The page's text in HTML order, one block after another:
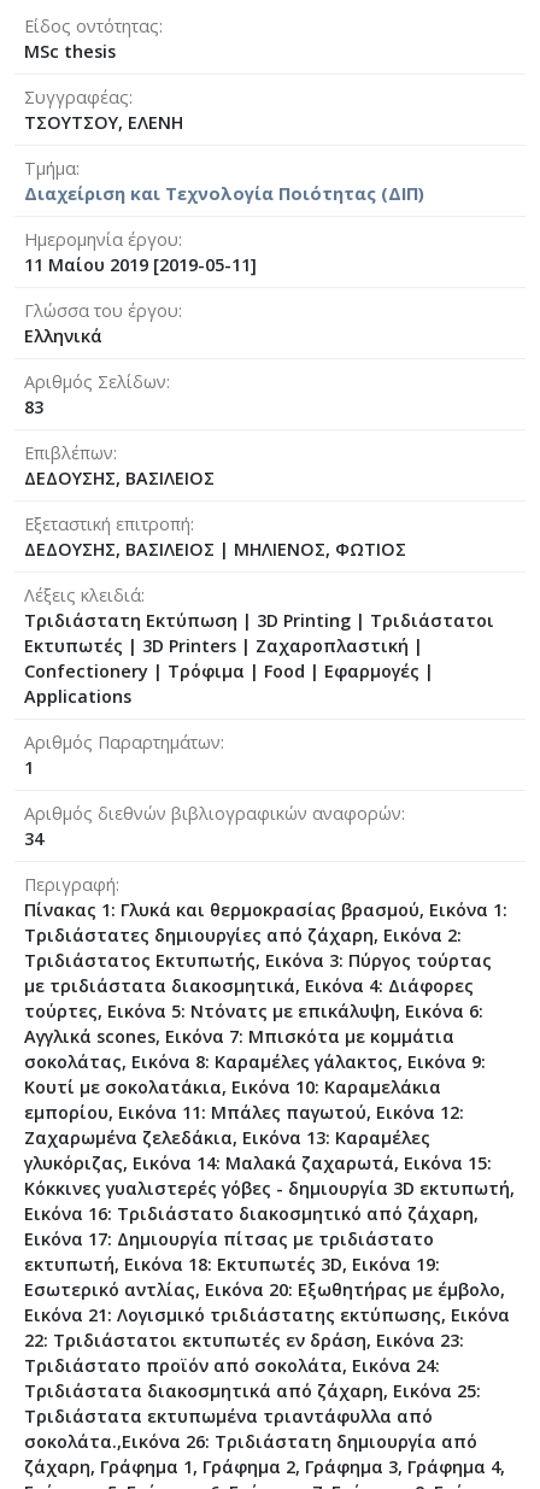
Είδος οντότητας
MSc thesis
Συγγραφέας
ΤΣΟΥΤΣΟΥ, ΕΛΕΝΗ
Τμήμα
Διαχείριση και Τεχνολογία Ποιότητας (ΔΙΠ)
Ημερομηνία έργου
11 Μαίου 2019 [2019-05-11]
Γλώσσα του έργου
Ελληνικά
Αριθμός Σελίδων
83
Επιβλέπων
ΔΕΔΟΥΣΗΣ, ΒΑΣΙΛΕΙΟΣ
Εξεταστική επιτροπή
ΔΕΔΟΥΣΗΣ, ΒΑΣΙΛΕΙΟΣ | ΜΗΛΙΕΝΟΣ, ΦΩΤΙΟΣ
Λέξεις κλειδιά
Τριδιάστατη Εκτύπωση | 3D Printing | Τριδιάστατοι
Εκτυπωτές | 3D Printers | Ζαχαροπλαστική |
Confectionery | Τρόφιμα | Food | Εφαρμογές |
Applications
Αριθμός Παραρτημάτων
1
Αριθμός διεθνών βιβλιογραφικών αναφορών
34
Περιγραφή
Πίνακας 1: Γλυκά και θερμοκρασίας βρασμού, Εικόνα 1:
Τριδιάστατες δημιουργίες από ζάχαρη, Εικόνα 2:
Τριδιάστατος Εκτυπωτής, Εικόνα 3: Πύργος τούρτας
με τριδιάστατα διακοσμητικά, Εικόνα 4: Διάφορες
τούρτες, Εικόνα 5: Ντόνατς με επικάλυψη, Εικόνα 6:
Αγγλικά scones, Εικόνα 7: Μπισκότα με κομμάτια
σοκολάτας, Εικόνα 8: Καραμέλες γάλακτος, Εικόνα 9:
Κουτί με σοκολατάκια, Εικόνα 10: Καραμελάκια
εμπορίου, Εικόνα 11: Μπάλες παγωτού, Εικόνα 12:
Ζαχαρωμένα ζελεδάκια, Εικόνα 13: Καραμέλες
γλυκόριζας, Εικόνα 14: Μαλακά ζαχαρωτά, Εικόνα 15:
Κόκκινες γυαλιστερές γόβες - δημιουργία 3D εκτυπωτή,
Εικόνα 16: Τριδιάστατο διακοσμητικό από ζάχαρη,
Εικόνα 17: Δημιουργία πίτσας με τριδιάστατο
εκτυπωτή, Εικόνα 18: Εκτυπωτές 3D, Εικόνα 19:
Εσωτερικό αντλίας, Εικόνα 20: Εξωθητήρας με έμβολο,
Εικόνα 21: Λογισμικό τριδιάστατης εκτύπωσης, Εικόνα
22: Τριδιάστατοι εκτυπωτές εν δράση, Εικόνα 23:
Τριδιάστατο προϊόν από σοκολάτα, Εικόνα 24:
Τριδιάστατα διακοσμητικά από ζάχαρη, Εικόνα 25:
Τριδιάστατα εκτυπωμένα τριαντάφυλλα από
σοκολάτα.,Εικόνα 26: Τριδιάστατη δημιουργία από
ζάχαρη, Γράφημα 1, Γράφημα 2, Γράφημα 3, Γράφημα 4,